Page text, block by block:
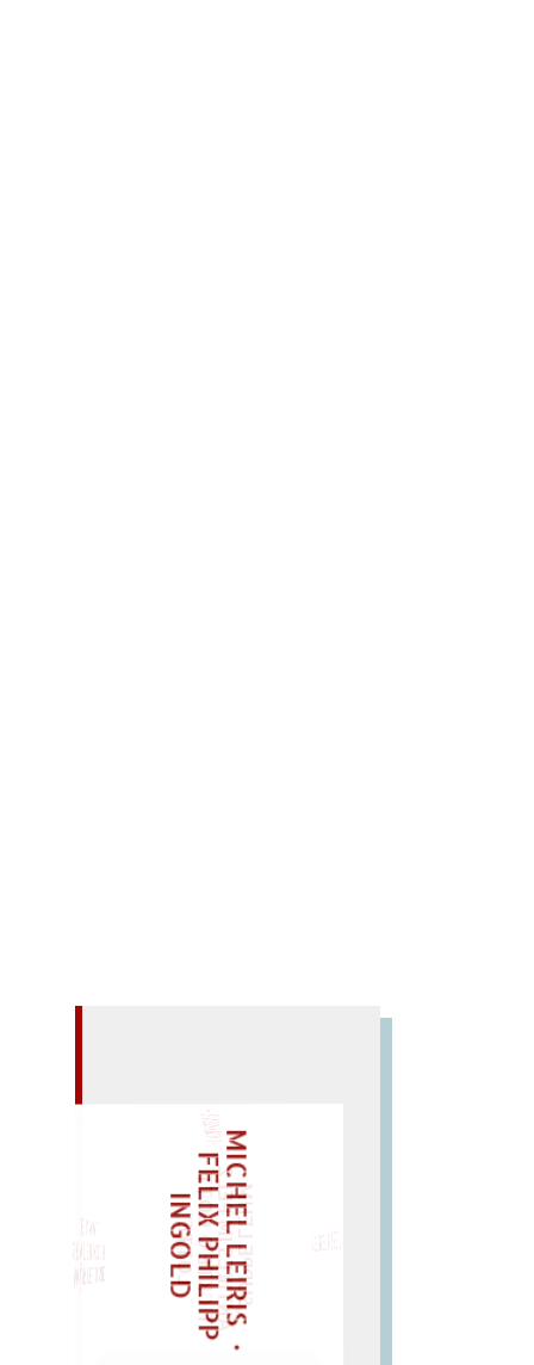
„SUPPE
LEHMANTIKESI
MPEL
ZTICKTEOGOTTLOTTE
"
M
I
C
H
E
L
L
E
I
R
I
S
・
F
E
L
I
X
P
H
I
L
I
P
P
I
N
G
O
L
D
– EIN GLOSSAR –